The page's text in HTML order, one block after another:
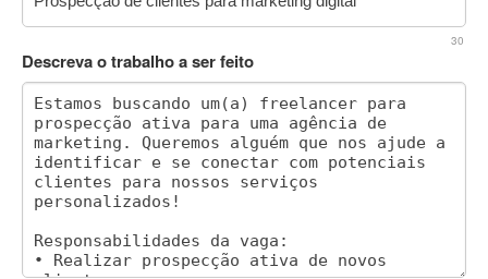
30
Descreva o trabalho a ser feito